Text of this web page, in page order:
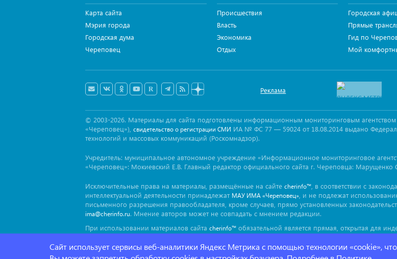
Карта сайта
Мэрия города
Городская дума
Череповец
Происшествия
Власть
Экономика
Отдых
Городская
Прямые
Гид по
Мой
Реклама
© 2003-2026. Материалы для сайта подготовлены информационным мониторинговым
«Череповец»), свидетельство о регистрации СМИ ИА № ФС 77 — 59024 от 18.08.2014 выдано
технологий и массовых коммуникаций (Роскомнадзор).
Учредитель: муниципальное автономное учреждение «Информационное мониторинговое
«Череповец»: Мокиевский Е.В. Главный редактор официального сайта г. Череповца: Марущенко
Исключительные права на материалы, размещённые на сайте cherinfo™ , в соответствии с
интеллектуальной деятельности принадлежат МАУ ИМА «Череповец» , и не подлежат
письменного разрешения правообладателя, кроме случаев, прямо установленных
ima@cherinfo.ru. Мнение авторов может не совпадать с мнением редакции.
При использовании материалов сайта cherinfo™ обязательной является прямая, открытая для
блока.
Сайт использует сервисы веб-аналитики Яндекс Метрика с помощью технологии «cookie»,